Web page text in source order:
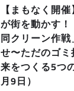
【まもなく開
が街を動かす
同クリーン作
せ〜ただのゴ
来をつくる5つ
月9日）